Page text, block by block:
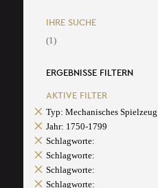
IHRE SUCHE
(1)
ERGEBNISSE FILTERN
AKTIVE FILTER
Typ: Mechanisches Spielzeug
Jahr: 1750-1799
Schlagworte:
Schlagworte:
Schlagworte:
Schlagworte: